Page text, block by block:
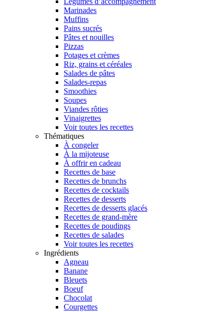
Marinades
Muffins
Pains sucrés
Pâtes et nouilles
Pizzas
Potages et crèmes
Riz, grains et céréales
Salades de pâtes
Salades-repas
Smoothies
Soupes
Viandes rôties
Vinaigrettes
Voir toutes les recettes
Thématiques
À congeler
À la mijoteuse
À offrir en cadeau
Recettes de base
Recettes de brunchs
Recettes de cocktails
Recettes de desserts
Recettes de desserts glacés
Recettes de grand-mère
Recettes de poudings
Recettes de salades
Voir toutes les recettes
Ingrédients
Agneau
Banane
Bleuets
Boeuf
Chocolat
Courgettes